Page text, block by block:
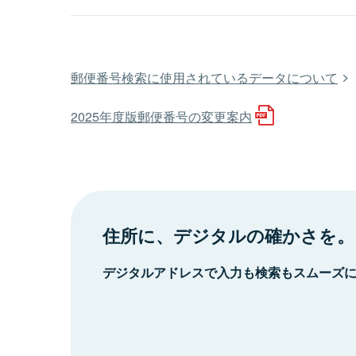
郵便番号検索に使用されているデータについて
2025年度版郵便番号の変更案内
住所に、デジタルの確かさを。
デジタルアドレスで入力も検索もスムーズ